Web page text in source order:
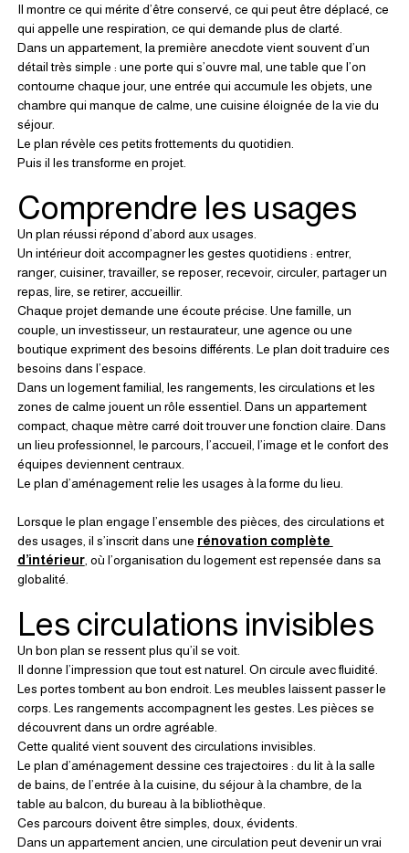
Il montre ce qui mérite d’être conservé, ce qui peut être déplacé, ce
qui appelle une respiration, ce qui demande plus de clarté.
Dans un appartement, la première anecdote vient souvent d’un
détail très simple : une porte qui s’ouvre mal, une table que l’on
contourne chaque jour, une entrée qui accumule les objets, une
chambre qui manque de calme, une cuisine éloignée de la vie du
séjour.
Le plan révèle ces petits frottements du quotidien.
Puis il les transforme en projet.
Comprendre les usages
Un plan réussi répond d’abord aux usages.
Un intérieur doit accompagner les gestes quotidiens : entrer,
ranger, cuisiner, travailler, se reposer, recevoir, circuler, partager un
repas, lire, se retirer, accueillir.
Chaque projet demande une écoute précise. Une famille, un
couple, un investisseur, un restaurateur, une agence ou une
boutique expriment des besoins différents. Le plan doit traduire ces
besoins dans l’espace.
Dans un logement familial, les rangements, les circulations et les
zones de calme jouent un rôle essentiel. Dans un appartement
compact, chaque mètre carré doit trouver une fonction claire. Dans
un lieu professionnel, le parcours, l’accueil, l’image et le confort des
équipes deviennent centraux.
Le plan d’aménagement relie les usages à la forme du lieu.
Lorsque le plan engage l’ensemble des pièces, des circulations et
des usages, il s’inscrit dans une rénovation complète
d’intérieur, où l’organisation du logement est repensée dans sa
globalité.
Les circulations invisibles
Un bon plan se ressent plus qu’il se voit.
Il donne l’impression que tout est naturel. On circule avec fluidité.
Les portes tombent au bon endroit. Les meubles laissent passer le
corps. Les rangements accompagnent les gestes. Les pièces se
découvrent dans un ordre agréable.
Cette qualité vient souvent des circulations invisibles.
Le plan d’aménagement dessine ces trajectoires : du lit à la salle
de bains, de l’entrée à la cuisine, du séjour à la chambre, de la
table au balcon, du bureau à la bibliothèque.
Ces parcours doivent être simples, doux, évidents.
Dans un appartement ancien, une circulation peut devenir un vrai